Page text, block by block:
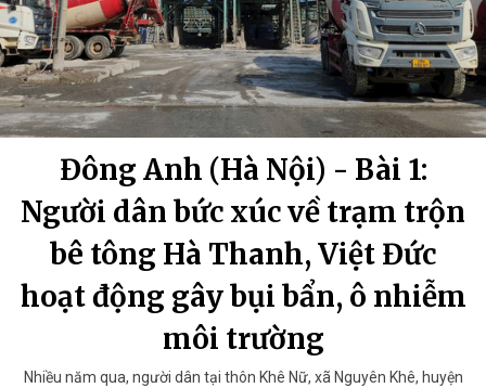
Đông Anh (Hà Nội) - Bài 1:
Người dân bức xúc về trạm trộn
bê tông Hà Thanh, Việt Đức
hoạt động gây bụi bẩn, ô nhiễm
môi trường
Nhiều năm qua, người dân tại thôn Khê Nữ, xã Nguyên Khê, huyện